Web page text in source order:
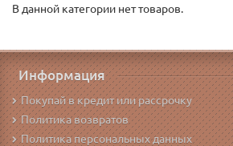
В данной категории нет товаров.
Информация
Покупай в кредит или рассрочку
Политика возвратов
Политика персональных данных